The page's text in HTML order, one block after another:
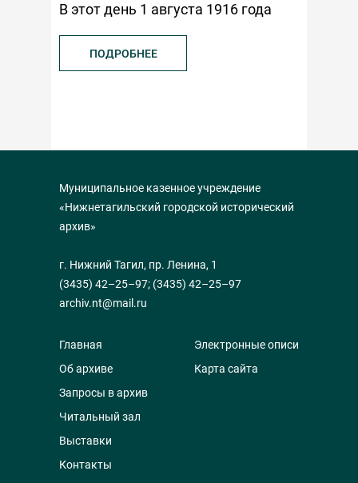
В этот день 1 августа 1916 года
ПОДРОБНЕЕ
Муниципальное казенное учреждение
«Нижнетагильский городской исторический
архив»
г. Нижний Тагил, пр. Ленина, 1
(3435) 42–25–97; (3435) 42–25–97
archiv.nt@mail.ru
Главная
Об архиве
Запросы в архив
Читальный зал
Выставки
Контакты
Электронные описи
Карта сайта